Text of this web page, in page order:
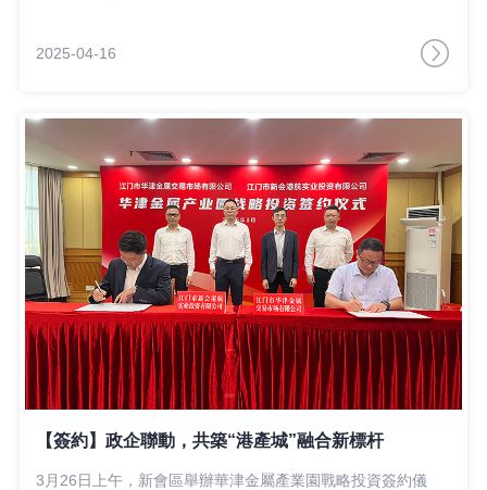
2025-04-16
【簽約】政企聯動，共築“港產城”融合新標杆
3月26日上午，新會區舉辦華津金屬產業園戰略投資簽約儀